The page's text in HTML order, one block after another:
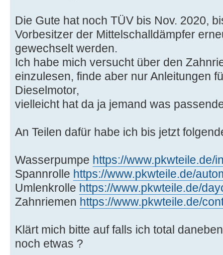
Die Gute hat noch TÜV bis Nov. 2020,
Vorbesitzer der Mittelschalldämpfer
gewechselt werden.
Ich habe mich versucht über den
einzulesen, finde aber nur Anleitungen
Dieselmotor,
vielleicht hat da ja jemand was
An Teilen dafür habe ich bis jetzt
Wasserpumpe https://www.pkwteile.de/
Spannrolle https://www.pkwteile.de/
Umlenkrolle https://www.pkwteile.de/
Zahnriemen https://www.pkwteile.de/
Klärt mich bitte auf falls ich total
noch etwas ?